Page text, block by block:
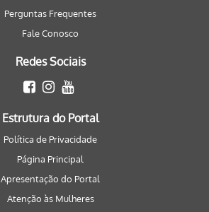
Perguntas Frequentes
Fale Conosco
Redes Sociais
Estrutura do Portal
Política de Privacidade
Página Principal
Apresentação do Portal
Atenção às Mulheres